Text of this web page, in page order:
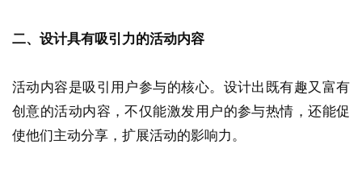
二、设计具有吸引力的活动内容
活动内容是吸引用户参与的核心。设计出既有趣又富有
创意的活动内容，不仅能激发用户的参与热情，还能促
使他们主动分享，扩展活动的影响力。